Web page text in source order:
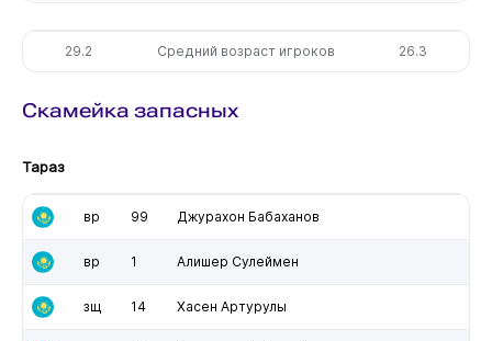
29.2 Средний возраст игроков 26.3
Скамейка запасных
Тараз
вр 99 Джурахон Бабаханов
вр 1 Алишер Сулеймен
зщ 14 Хасен Артурулы